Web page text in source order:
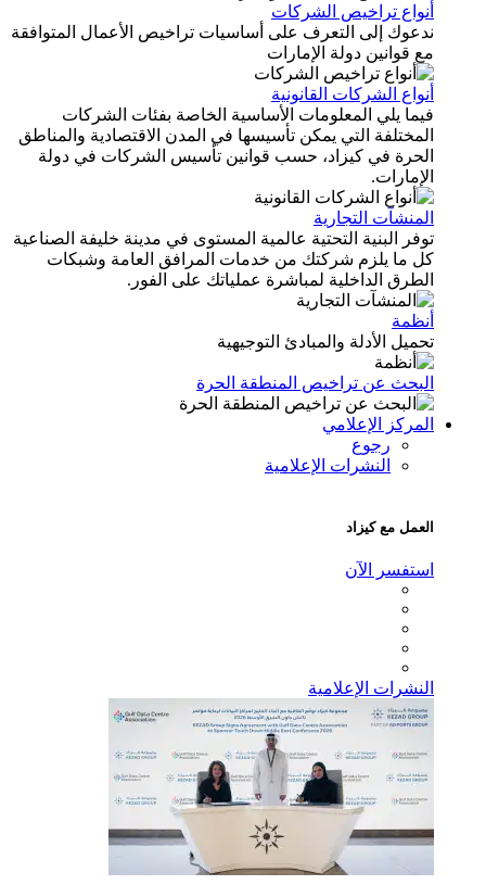
أنواع تراخيص الشركات
ندعوك إلى التعرف على أساسيات تراخيص الأعمال المتوافقة
مع قوانين دولة الإمارات
أنواع الشركات القانونية
فيما يلي المعلومات الأساسية الخاصة بفئات الشركات
المختلفة التي يمكن تأسيسها في المدن الاقتصادية والمناطق
الحرة في كيزاد، حسب قوانين تأسيس الشركات في دولة
الإمارات.
المنشآت التجارية
توفر البنية التحتية عالمية المستوى في مدينة خليفة الصناعية
كل ما يلزم شركتك من خدمات المرافق العامة وشبكات
الطرق الداخلية لمباشرة عملياتك على الفور.
أنظمة
تحميل الأدلة والمبادئ التوجيهية
البحث عن تراخيص المنطقة الحرة
المركز الإعلامي
رجوع
النشرات الإعلامية
العمل مع كيزاد
استفسر الآن
النشرات الإعلامية